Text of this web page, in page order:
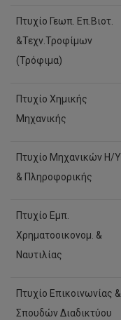
Πτυχίο Γεωπ. Επ.Βιοτ.
&Τεχν.Τροφίμων
(Τρόφιμα)
Πτυχίο Χημικής
Μηχανικής
Πτυχίο Μηχανικών Η/Υ
& Πληροφορικής
Πτυχίο Εμπ.
Χρηματοοικονομ. &
Ναυτιλίας
Πτυχίο Επικοινωνίας &
Σπουδών Διαδικτύου